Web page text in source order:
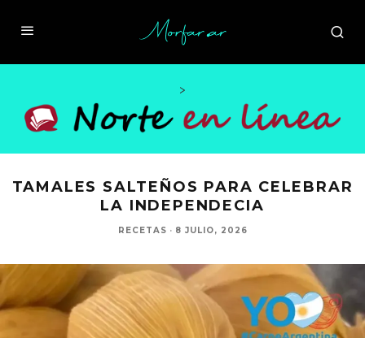
>
TAMALES SALTEÑOS PARA CELEBRAR
LA INDEPENDECIA
RECETAS · 8 JULIO, 2026